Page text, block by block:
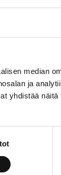
median
ja
yhdistää näitä